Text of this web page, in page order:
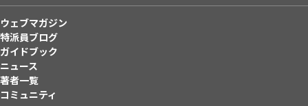
ウェブマガジン
特派員ブログ
ガイドブック
ニュース
著者一覧
コミュニティ